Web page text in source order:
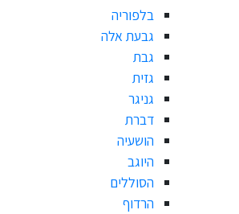
בלפוריה
גבעת אלה
גבת
גזית
גניגר
דברת
הושעיה
היוגב
הסוללים
הרדוף